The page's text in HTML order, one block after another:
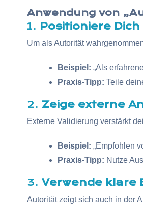
Anwendung von
1. Positioniere
Um als Autorität
Beispiel: „Als
Praxis-Tipp: Teile
2. Zeige externe
Externe Validierung verstärkt
Beispiel: „Empfohlen
Praxis-Tipp: Nutze
3. Verwende klare
Autorität zeigt sich auch in der